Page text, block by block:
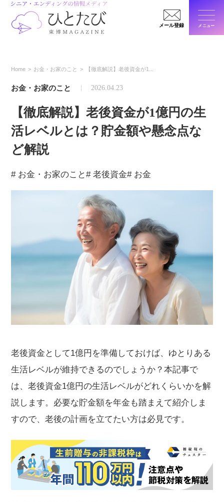
メール登録 メニュー
Home お金・お家のこと 【徹底解説】老後資金が1...
お金・お家のこと 2026.04.23
【徹底解説】老後資金が1億円の生
活レベルとは？貯金額や懸念点な
ど解説
# お金・お家のこと# 老後資金# お金
老後資金として1億円を準備しておけば、ゆとりある
生活レベルが維持できるのでしょうか？本記事で
は、老後資金1億円の生活レベルがどれくらいかを解
説します。必要な貯金額を年金も踏まえて紹介しま
すので、老後の計画を立てたい方は必見です。